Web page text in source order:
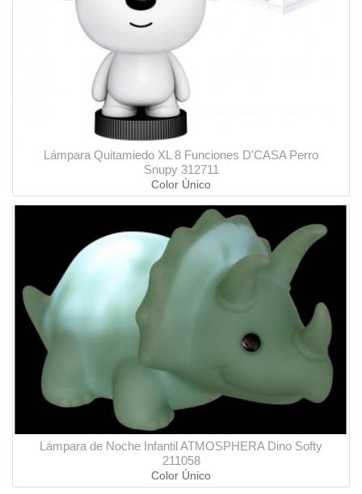
Lámpara Quitamiedo XL 8 Funciones D'CASA Perro
Snupy 312711
Color Único
Lámpara de Noche Infantil ATMOSPHERA Dino Softy
211058
Color Único